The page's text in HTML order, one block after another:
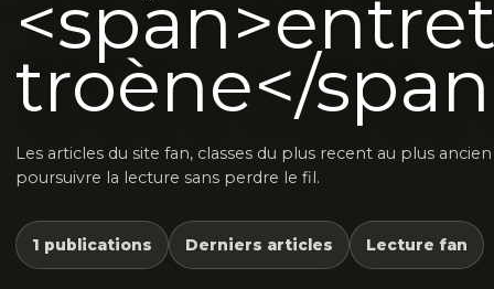
troène</
Les articles du site fan, classes du plus recent au plus
poursuivre la lecture sans perdre le fil.
1 publications Derniers articles Lecture fan